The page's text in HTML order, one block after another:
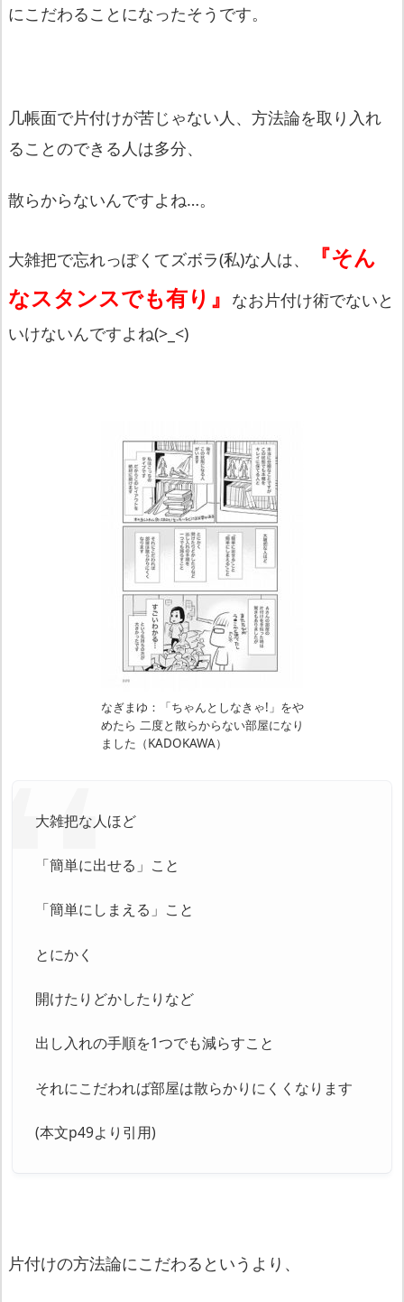
にこだわることになったそうです。
几帳面で片付けが苦じゃない人、方法論を取り入れ
ることのできる人は多分、
散らからないんですよね…。
大雑把で忘れっぽくてズボラ(私)な人は、
『そん
なスタンスでも有り』 なお片付け術でないと
いけないんですよね(>_<)
なぎまゆ：「ちゃんとしなきゃ!」をや
めたら 二度と散らからない部屋になり
ました（KADOKAWA）
大雑把な人ほど
「簡単に出せる」こと
「簡単にしまえる」こと
とにかく
開けたりどかしたりなど
出し入れの手順を1つでも減らすこと
それにこだわれば部屋は散らかりにくくなります
(本文p49より引用)
片付けの方法論にこだわるというより、